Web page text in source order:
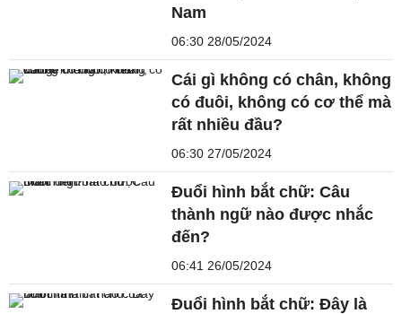
Nam
06:30 28/05/2024
Cái gì không có chân, không
có đuôi, không có cơ thể mà
rất nhiều đầu?
06:30 27/05/2024
Đuổi hình bắt chữ: Câu
thành ngữ nào được nhắc
đến?
06:41 26/05/2024
Đuổi hình bắt chữ: Đây là